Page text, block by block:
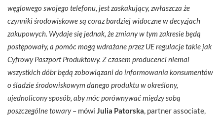
węglowego swojego telefonu, jest zaskakujący, zwłaszcza że
czynniki środowiskowe są coraz bardziej widoczne w decyzjach
zakupowych. Wydaje się jednak, że zmiany w tym zakresie będą
postępowały, a pomóc mogą wdrażane przez UE regulacje takie jak
Cyfrowy Paszport Produktowy. Z czasem producenci niemal
wszystkich dóbr będą zobowiązani do informowania konsumentów
o śladzie środowiskowym danego produktu w określony,
ujednolicony sposób, aby móc porównywać między sobą
poszczególne towary– mówi Julia Patorska , partner associate,